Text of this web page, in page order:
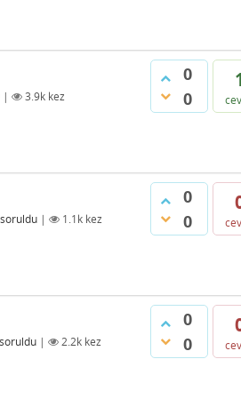
0
0
| 3.9k kez
0
0
soruldu | 1.1k kez
0
0
soruldu | 2.2k kez